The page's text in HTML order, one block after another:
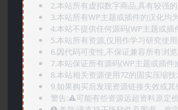
2.本站所有虚拟数字商品,具有较强
3.本站所有WP主题或插件的汉化均
4.本站不提供任何源码(WP主题或
5.本站所有资源,仅用作学习研究使
6.因代码可变性,不保证兼容所有浏
7.本站保证所有源码(WP主题或插
8.本站相关资源使用7Z的固实压缩
9.如果购买后发现资源链接失效或
警告:⚠️可能有些资源远超资料原定